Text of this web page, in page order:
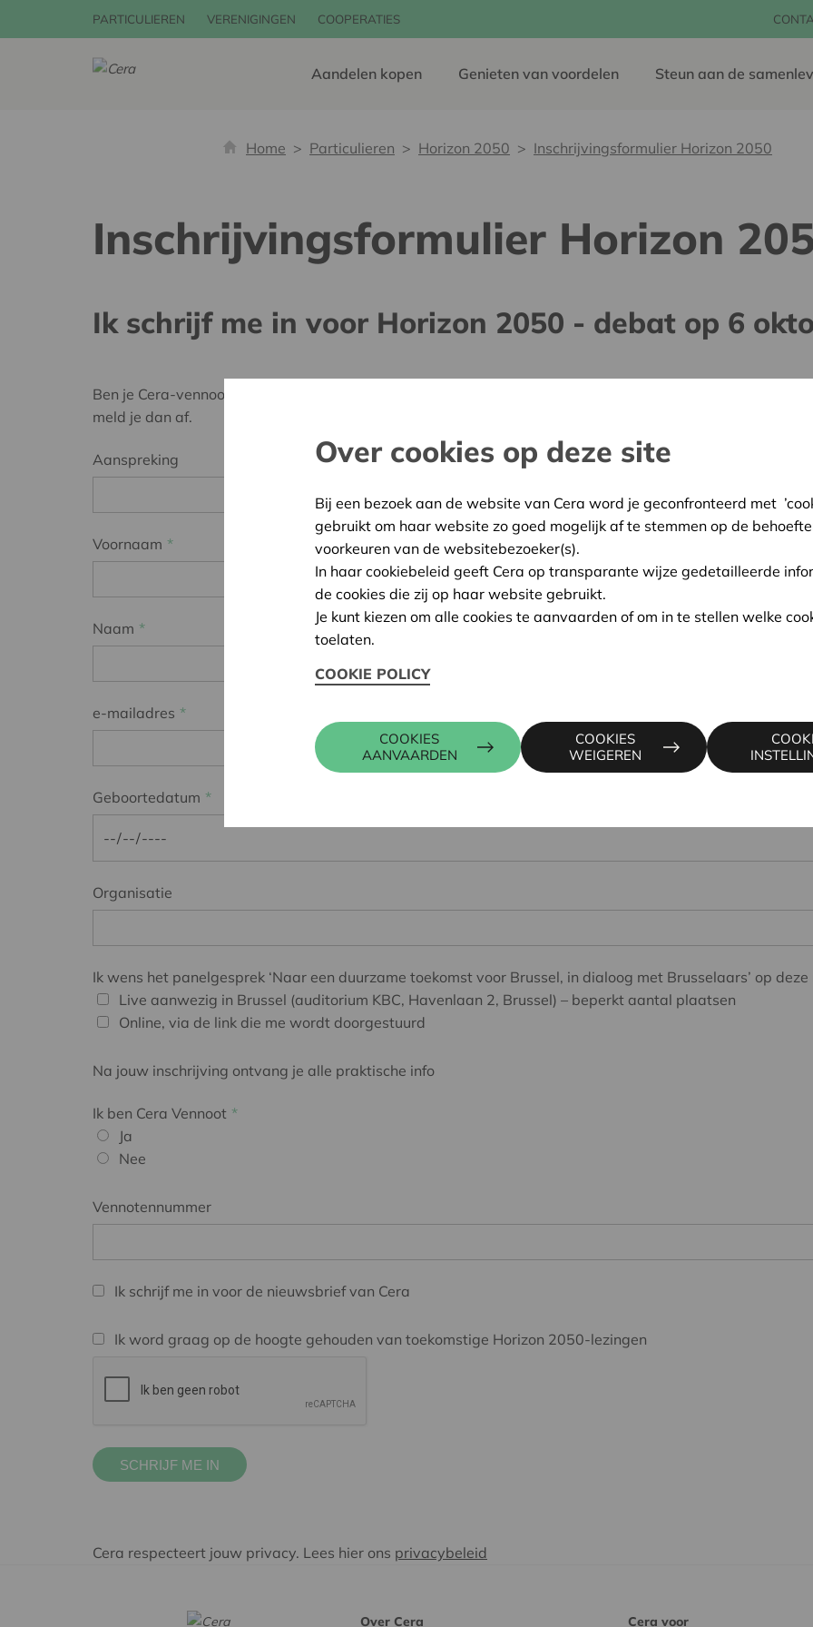
PARTICULIEREN VERENIGINGEN COOPERATIES
Aandelen kopen Genieten van voordelen Steun aan de
Home Particulieren Horizon 2050 Inschrijvingsformulier Horizon 2050
Inschrijvingsformulier Horizon
Ik schrijf me in voor Horizon 2050 - debat op 6
Ben je Cera-vennoot? Meld je dan eerst aan via Mijn Cera, dan worden je gegevens automatisch
meld je dan af.
Aanspreking
Voornaam
Naam
e-mailadres
Geboortedatum
Organisatie
Ik wens het panelgesprek ‘Naar een duurzame toekomst voor Brussel, in dialoog met Brusselaars’ op
Live aanwezig in Brussel (auditorium KBC, Havenlaan 2, Brussel) – beperkt aantal plaatsen
Online, via de link die me wordt doorgestuurd
Na jouw inschrijving ontvang je alle praktische info
Ik ben Cera Vennoot
Ja
Nee
Vennotennummer
Ik schrijf me in voor de nieuwsbrief van Cera
Ik word graag op de hoogte gehouden van toekomstige Horizon 2050-lezingen
Cera respecteert jouw privacy. Lees hier ons privacybeleid
Over Cera Cera voor
Over cookies op deze site
Bij een bezoek aan de website van Cera word je geconfronteerd met
gebruikt om haar website zo goed mogelijk af te stemmen op de
voorkeuren van de websitebezoeker(s).
In haar cookiebeleid geeft Cera op transparante wijze gedetailleerde
de cookies die zij op haar website gebruikt.
Je kunt kiezen om alle cookies te aanvaarden of om in te stellen welke
toelaten.
COOKIE POLICY
COOKIES
AANVAARDEN
COOKIES
WEIGEREN